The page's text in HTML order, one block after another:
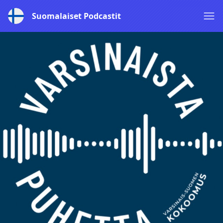
Suomalaiset Podcastit